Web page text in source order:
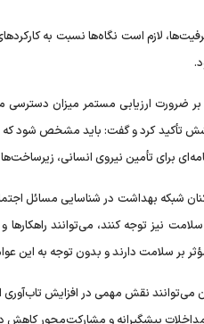
لازم است نگاه‌ها نسبت به
ارزیابی مستمر میزان دسترسی
تأکید کرد و گفت: باید مشخص شود
تأمین نیروی انسانی، زیرساخت‌ها و
شبکه بهداشت در شناسایی مسائل
نیز توجه کنند، می‌توانند
بر سلامت دارند و بدون توجه به این
نقش مهمی در افزایش
مداخلات پیشگیرانه و مشارکت‌محور کاهش